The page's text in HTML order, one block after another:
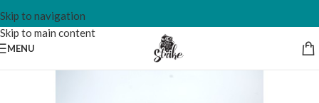
Skip to navigation
Skip to main content
MENU